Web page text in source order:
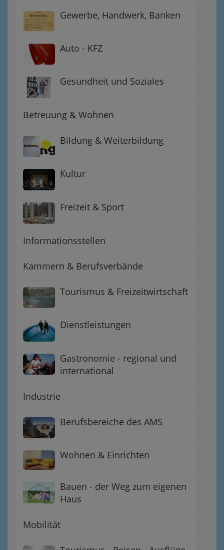
Gewerbe, Handwerk, Banken
Auto - KFZ
Gesundheit und Soziales
Betreuung & Wohnen
Bildung & Weiterbildung
Kultur
Freizeit & Sport
Informationsstellen
Kammern & Berufsverbände
Tourismus & Freizeitwirtschaft
Dienstleistungen
Gastronomie - regional und
international
Industrie
Berufsbereiche des AMS
Wohnen & Einrichten
Bauen - der Weg zum eigenen
Haus
Mobilität